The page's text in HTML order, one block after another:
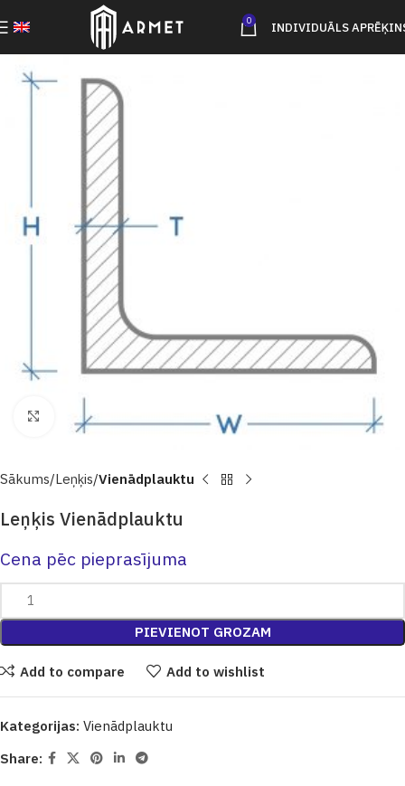
0 INDIVIDUĀLS
Click to enlarge
Sākums Leņķis Vienādplauktu
Leņķis Vienādplauktu
Cena pēc pieprasījuma
PIEVIENOT GROZAM
Add to compare Add to wishlist
Kategorijas: Vienādplauktu
Share: